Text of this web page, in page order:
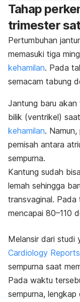
Tahap
trimester
Pertumbuhan
memasuki tiga
kehamilan. Pada
semacam tabung
Jantung baru akan
bilik (ventrikel)
kehamilan.
pemisah antara
sempurna.
Kantung sudah
lemah sehingga
transvaginal. Pada
mencapai 80–110
Melansir dari studi
Cardiology Reports
sempurna saat
Pada waktu
sempurna,